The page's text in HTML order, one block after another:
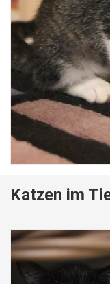
Katzen im